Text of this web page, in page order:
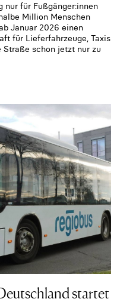
nur für Fußgänger:innen
Million Menschen
Januar 2026 einen
für Lieferfahrzeuge, Taxis
Straße schon jetzt nur zu
startet